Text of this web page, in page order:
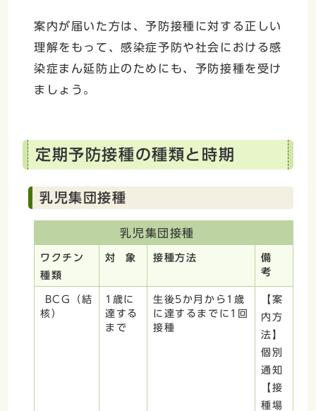
案内が届いた方は、予防接種に対する正しい
理解をもって、感染症予防や社会における感
染症まん延防止のためにも、予防接種を受け
ましょう。
定期予防接種の種類と時期
乳児集団接種
乳児集団接種
ワクチン
種類
対 象 接種方法
備
考
BCG（結
核）
1歳に
達する
まで
生後5か月から1歳
に達するまでに1回
接種
【案
内方
法】
個別
通知
【接
種場